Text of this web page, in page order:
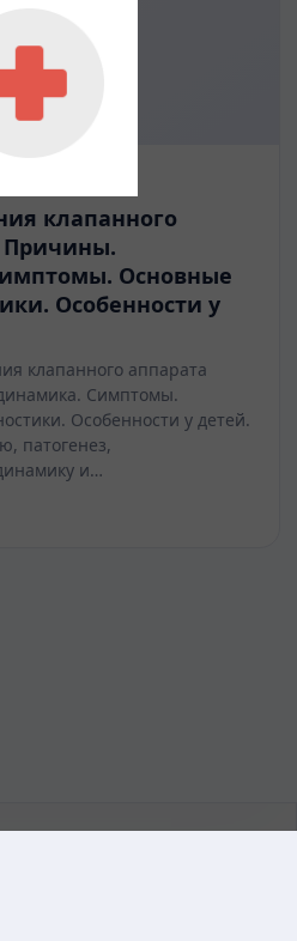
клапанного
Причины.
Основные
Особенности у
клапанного аппарата
Симптомы.
Особенности у детей.
патогенез,
и…